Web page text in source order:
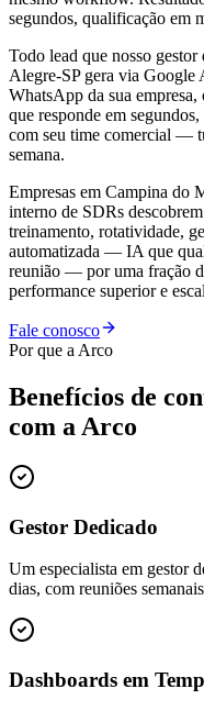
segundos, qualificação em
Todo lead que nosso
Alegre-SP gera via Google
WhatsApp da sua
que responde em
com seu time comercial —
semana.
Empresas em Campina do
interno de SDRs
treinamento, rotatividade,
automatizada — IA que
reunião — por uma fração
performance superior e
Fale conosco
Por que a Arco
Benefícios de
com a Arco
Gestor Dedicado
Um especialista em gestor
dias, com reuniões
Dashboards em